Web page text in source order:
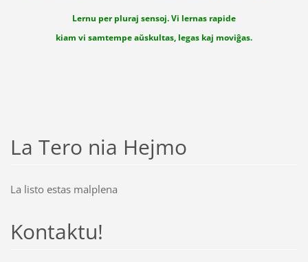
Lernu per pluraj sensoj. Vi lernas rapide
kiam vi samtempe aŭskultas, legas kaj moviĝas.
La Tero nia Hejmo
La listo estas malplena
Kontaktu!